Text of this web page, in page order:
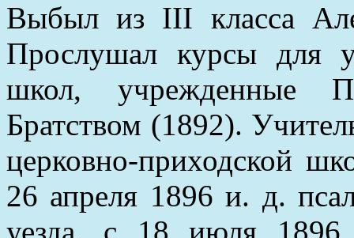
Выбыл из III класса
Прослушал курсы для
школ, учрежденные
Братством (1892).
церковно-приходской
26 апреля 1896 и. д.